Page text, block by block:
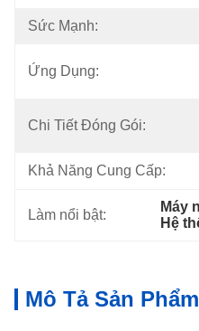
Sức Mạnh:
Ứng Dụng:
Chi Tiết Đóng Gói:
Khả Năng Cung Cấp:
Làm nổi bật:
Máy
Hệ
Mô Tả Sản Phẩm